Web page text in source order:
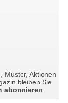
Muster, Aktionen
bleiben Sie
abonnieren.